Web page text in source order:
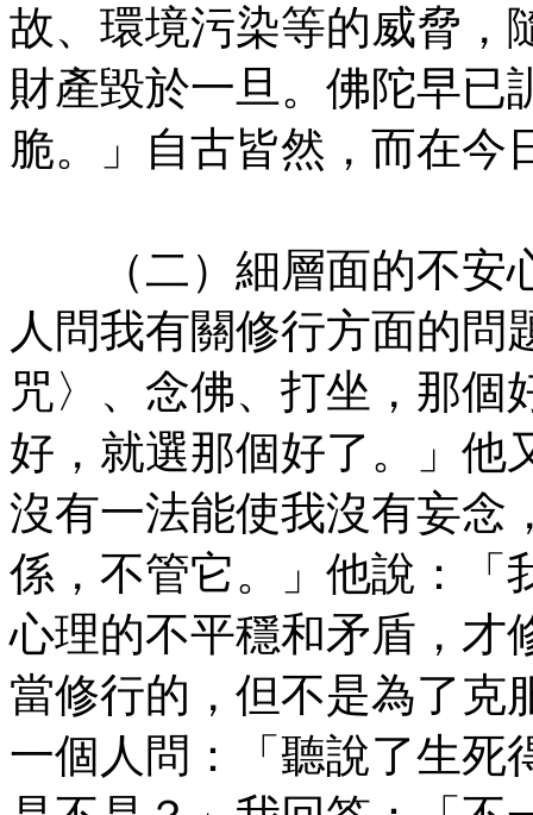
故、環境污染等的威脅，
財產毀於一旦。佛陀早已
脆。」自古皆然，而在今
（二）細層面的不安
人問我有關修行方面的問
咒〉、念佛、打坐，那個
好，就選那個好了。」他
沒有一法能使我沒有妄念
係，不管它。」他說：「
心理的不平穩和矛盾，才
當修行的，但不是為了克
一個人問：「聽說了生死